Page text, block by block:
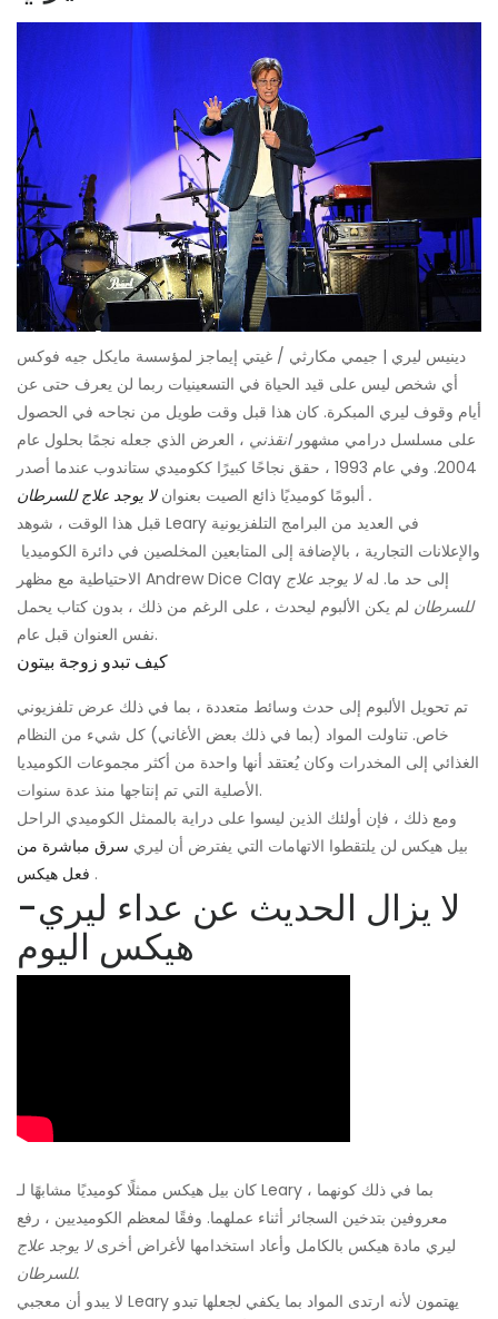
دينيس ليري | جيمي مكارثي / غيتي إيماجز لمؤسسة مايكل جيه فوكس
أي شخص ليس على قيد الحياة في التسعينيات ربما لن يعرف حتى عن
أيام وقوف ليري المبكرة. كان هذا قبل وقت طويل من نجاحه في الحصول
على مسلسل درامي مشهورانقذني ، العرض الذي جعله نجمًا بحلول عام
2004. وفي عام 1993 ، حقق نجاحًا كبيرًا ككوميدي ستاندوب عندما أصدر
ألبومًا كوميديًا ذائع الصيت بعنوانلا يوجد علاج للسرطان
.
قبل هذا الوقت ، شوهد Leary في العديد من البرامج التلفزيونية
والإعلانات التجارية ، بالإضافة إلى المتابعين المخلصين في دائرة الكوميديا ​​
الاحتياطية مع مظهر Andrew Dice Clay إلى حد ما. لهلا يوجد علاج
للسرطان لم يكن الألبوم ليحدث ، على الرغم من ذلك ، بدون كتاب يحمل
نفس العنوان قبل عام.
كيف تبدو زوجة بيتون
تم تحويل الألبوم إلى حدث وسائط متعددة ، بما في ذلك عرض تلفزيوني
خاص. تناولت المواد (بما في ذلك بعض الأغاني) كل شيء من النظام
الغذائي إلى المخدرات وكان يُعتقد أنها واحدة من أكثر مجموعات الكوميديا
​​الأصلية التي تم إنتاجها منذ عدة سنوات.
ومع ذلك ، فإن أولئك الذين ليسوا على دراية بالممثل الكوميدي الراحل
بيل هيكس لن يلتقطوا الاتهامات التي يفترض أن ليري سرق مباشرة من
فعل هيكس .
لا يزال الحديث عن عداء ليري-
هيكس اليوم
كان بيل هيكس ممثلًا كوميديًا مشابهًا لـ Leary ، بما في ذلك كونهما
معروفين بتدخين السجائر أثناء عملهما. وفقًا لمعظم الكوميديين ، رفع
ليري مادة هيكس بالكامل وأعاد استخدامها لأغراض أخرىلا يوجد علاج
للسرطان.
لا يبدو أن معجبي Leary يهتمون لأنه ارتدى المواد بما يكفي لجعلها تبدو